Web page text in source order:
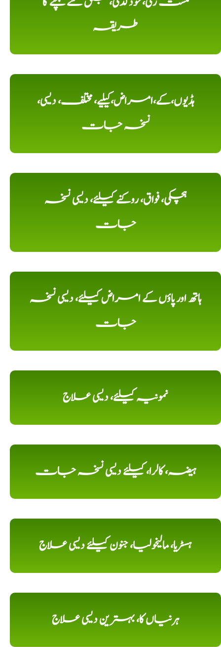
طریقہ
ہڈیوں،کے،امراض،کیلیے، مختلف، دیسی،
نسخہ جات
ہچکی، فواق، روکنے کیلئے، دیسی نسخہ
جات
ہاتھ اور پاؤں کے امراض کیلئے، دیسی نسخہ
جات
نمونیہ کیلئے، دیسی علاج
ہیضہ، کالرا، کیلئے دیسی نسخہ جات
ہسٹریا، مالیخولیا، جنون کیلئے دیسی علاج
ہرنیاں کا، بہترین دیسی علاج